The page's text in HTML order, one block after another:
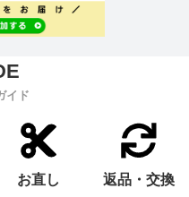
イド
お直し 返品・交換